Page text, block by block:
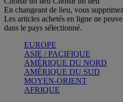
En changeant de lieu, vous
Les articles achetés en ligne ne
dans le pays sélectionné.
EUROPE
ASIE / PACIFIQUE
AMÉRIQUE DU NORD
AMÉRIQUE DU SUD
MOYEN-ORIENT
AFRIQUE